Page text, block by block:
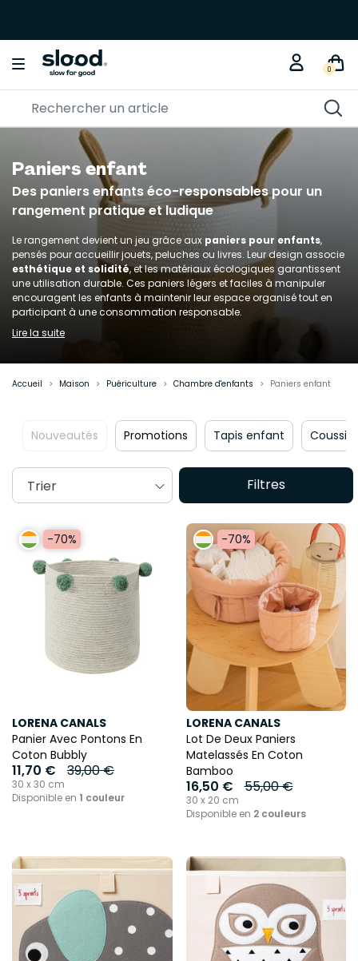
0
Paniers enfant
Des paniers enfants éco-responsables pour un
rangement pratique et ludique
Le rangement devient un jeu grâce aux paniers pour enfants,
pensés pour accueillir jouets, peluches ou livres. Leur design associe
esthétique et solidité, et les matériaux écologiques garantissent
une utilisation durable. Ces paniers légers et faciles à manipuler
encouragent les enfants à maintenir leur espace organisé tout en
participant à une consommation responsable.
Lire la suite
Accueil Maison Puériculture Chambre d'enfants Paniers enfant
Promotions Tapis enfant Coussins enfant
Filtres
Trier
-70%
LORENA CANALS
Panier Avec Pontons En
Coton Bubbly
11,70 € 39,00 €
30 x 30 cm
Disponible en 1 couleur
-70%
LORENA CANALS
Lot De Deux Paniers
Matelassés En Coton
Bamboo
16,50 € 55,00 €
30 x 20 cm
Disponible en 2 couleurs